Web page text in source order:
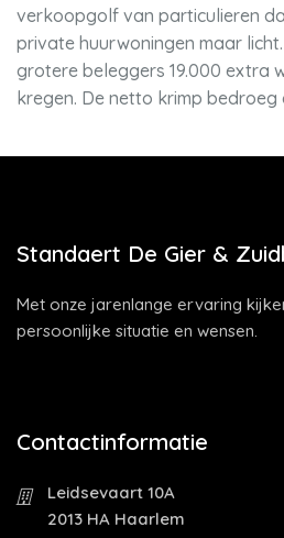
verkoopgolf van particulieren
private huurwoningen maar
grotere beleggers 19.000 extra
kregen. De netto krimp bedroeg
Standaert De Gier &
Met onze jarenlange ervaring
persoonlijke situatie en wensen.
Contactinformatie
Leidsevaart 10A
2013 HA Haarlem